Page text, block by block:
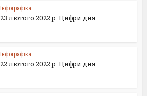
Інфографіка
23 лютого 2022 р. Цифри дня
Інфографіка
22 лютого 2022 р. Цифри дня